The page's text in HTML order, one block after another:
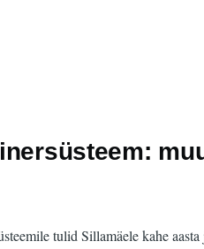
tulid Sillamäele kahe